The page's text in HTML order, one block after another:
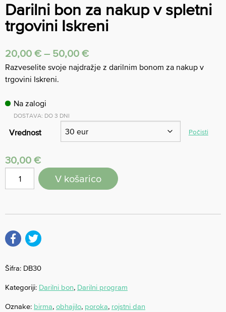
Darilni bon za nakup v spletni
trgovini Iskreni
20,00 € – 50,00 €
Razveselite svoje najdražje z darilnim bonom za nakup v
trgovini Iskreni.
Na zalogi
DOSTAVA: DO 3 DNI
Vrednost Počisti
30,00 €
V košarico
Šifra: DB30
Kategoriji: Darilni bon, Darilni program
Oznake: birma, obhajilo, poroka, rojstni dan